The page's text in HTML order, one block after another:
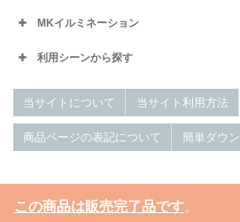
MKイルミネーション
利用シーンから探す
当サイトについて 当サイト利用方法
商品ページの表記について 簡単ダウ
この商品は販売完了品です。